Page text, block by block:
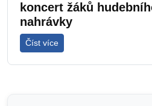
koncert žáků
nahrávky
Číst více